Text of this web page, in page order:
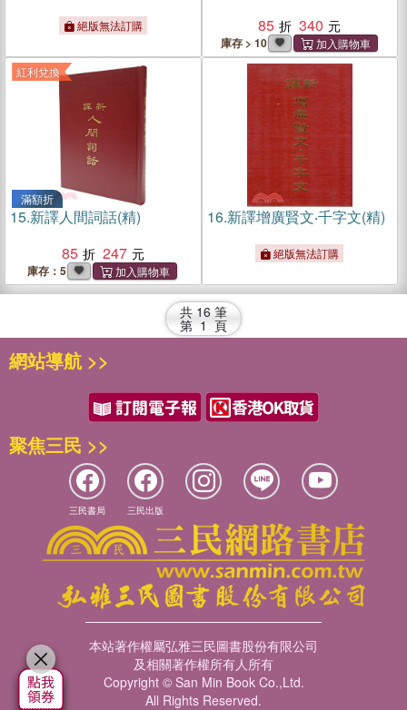
絕版無法訂購
85
340
庫存 > 10
紅利兌換
滿額折
15.新譯人間詞話(精)
85
247
庫存：5
16.新譯增廣賢文‧千字文(精)
絕版無法訂購
共 16 筆
第 1 頁
網站導航 >>
聚焦三民 >>
三民書局 三民出版
本站著作權屬弘雅三民圖書股份有限公司
及相關著作權所有人所有
Copyright © San Min Book Co.,Ltd.
All Rights Reserved.